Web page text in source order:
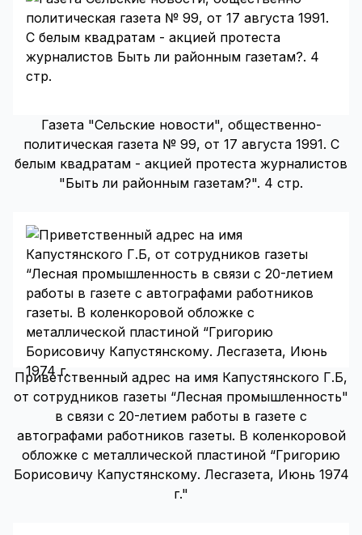
Газета "Сельские новости", общественно-
политическая газета № 99, от 17 августа 1991. С
белым квадратам - акцией протеста журналистов
"Быть ли районным газетам?". 4 стр.
Приветственный адрес на имя Капустянского Г.Б,
от сотрудников газеты “Лесная промышленность"
в связи с 20-летием работы в газете с
автографами работников газеты. В коленкоровой
обложке с металлической пластиной “Григорию
Борисовичу Капустянскому. Лесгазета, Июнь 1974
г."